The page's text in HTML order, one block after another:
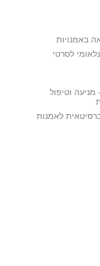
באמנויות
לסרטי
וטיפול
לאמנות